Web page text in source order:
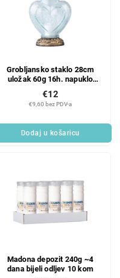
Grobljansko staklo 28cm
uložak 60g 16h. napuklo
€9,60 bez PDV-a
€12
Dodaj u košaricu
Madona depozit 240g ~4
dana bijeli odljev 10 kom